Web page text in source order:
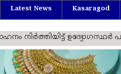
Latest News Kasaragod